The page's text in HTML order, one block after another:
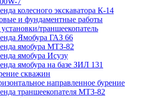
колесного экскаватора К-14
и фундаментные работы
траншеекопатель
Ямобура ГАЗ 66
ямобура МТЗ-82
ямобура Исузу
ямобура на базе ЗИЛ 131
скважин
направленное бурение
траншеекопателя МТЗ-82